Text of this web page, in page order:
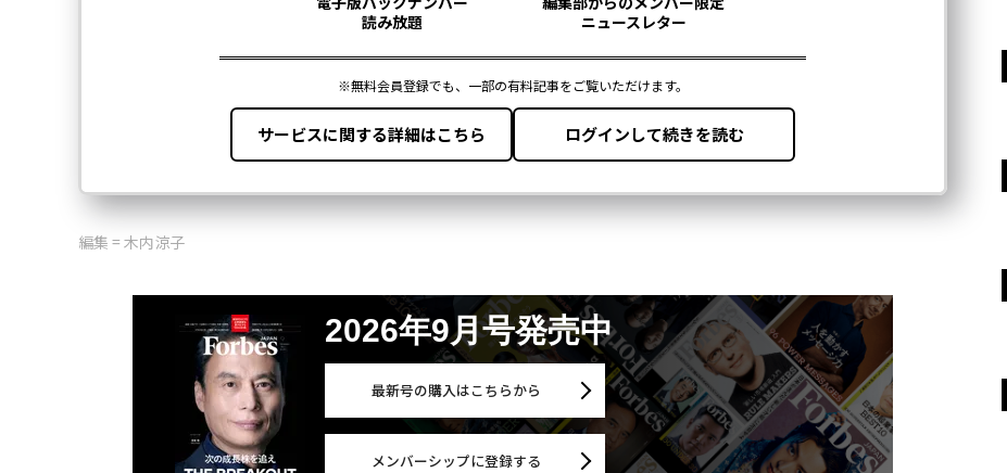
編集 = 木内涼子
2026年9月号発売中
最新号の購入はこちらから
メンバーシップに登録する